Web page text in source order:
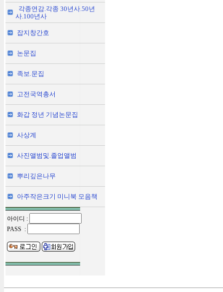
각종연감.각종 30년사.50년
사.100년사
잡지창간호
논문집
족보.문집
고전국역총서
화갑 정년 기념논문집
사상계
사진앨범및.졸업앨범
뿌리깊은나무
아주작은크기 미니북 모음책
아이디 :
PASS :